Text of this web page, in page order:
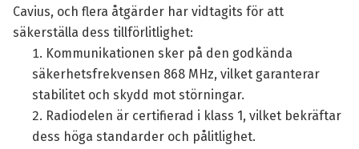
Cavius, och flera åtgärder har vidtagits för att
säkerställa dess tillförlitlighet:
Kommunikationen sker på den godkända
säkerhetsfrekvensen 868 MHz, vilket garanterar
stabilitet och skydd mot störningar.
Radiodelen är certifierad i klass 1, vilket bekräftar
dess höga standarder och pålitlighet.